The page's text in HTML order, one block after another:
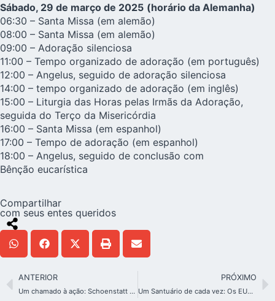
Sábado, 29 de março de 2025 (horário da Alemanha)
06:30 – Santa Missa (em alemão)
08:00 – Santa Missa (em alemão)
09:00 – Adoração silenciosa
11:00 – Tempo organizado de adoração (em português)
12:00 – Angelus, seguido de adoração silenciosa
14:00 – tempo organizado de adoração (em inglês)
15:00 – Liturgia das Horas pelas Irmãs da Adoração,
seguida do Terço da Misericórdia
16:00 – Santa Missa (em espanhol)
17:00 – Tempo de adoração (em espanhol)
18:00 – Angelus, seguido de conclusão com
Bênção eucarística
Compartilhar
com seus entes queridos
ANTERIOR
Um chamado à ação: Schoenstatt e a sustentabilidade no século XXI
PRÓXIMO
Um Santuário de cada vez: Os EUA vivem as graças do Ano Jubilar